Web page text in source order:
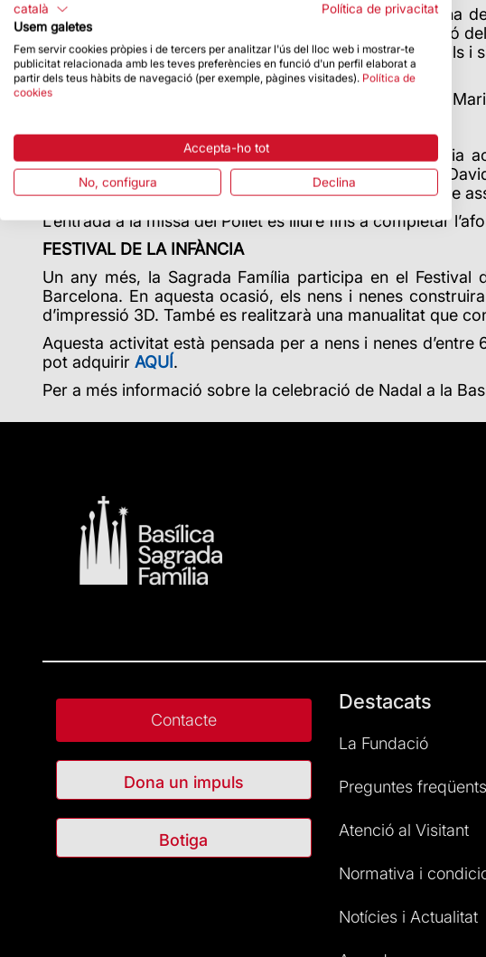
Els dies
s’il·luminarà la façana
música i una narració que acompanyaran la il·luminació
mesura que es vagin il·luminant, es mostraran els detalls
sobre el naixement de Jesús.
Les il·luminacions es podran veure des del carrer de la
dia 24 de desembre a les 19 h
, la Sagrada Família
l’eucaristia de Nadal. La cerimònia la presidirà Mons.
l’exterior de la façana del Naixement entre els fidels que
L’entrada a la missa del Pollet és lliure fins a completar
FESTIVAL DE LA INFÀNCIA
Un any més, la Sagrada Família participa en el
Barcelona. En aquesta ocasió, els nens i nenes
d’impressió 3D. També es realitzarà una manualitat que
Aquesta activitat està pensada per a nens i nenes
pot adquirir AQUÍ.
Per a més informació sobre la celebració de Nadal a la
Contacte
Dona un impuls
Botiga
Destacats
La Fundació
Preguntes freqüents
Atenció al Visitant
Normativa i
Notícies i Actualitat
català
Política de privacitat
Usem galetes
Fem servir cookies pròpies i de tercers per analitzar l'ús del lloc web i mostrar-te
publicitat relacionada amb les teves preferències en funció d'un perfil elaborat a
partir dels teus hàbits de navegació (per exemple, pàgines visitades). Política de
cookies
Accepta-ho tot
No, configura Declina